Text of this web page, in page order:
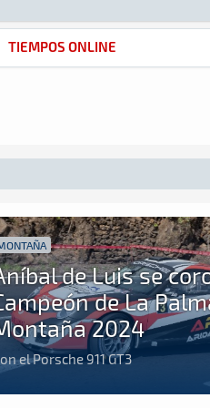
TIEMPOS ONLINE
de Luis se
de La
2024
el Porsche 911 GT3